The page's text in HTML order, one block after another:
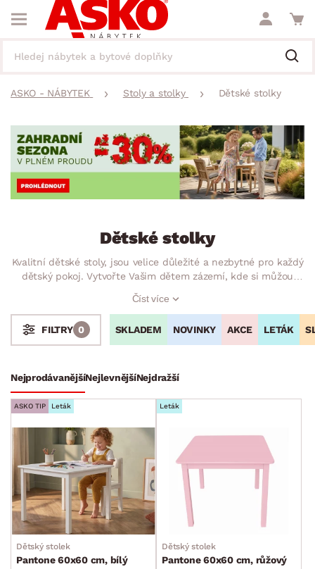
ASKO - NÁBYTEK Stoly a stolky Dětské stolky
Dětské stolky
Kvalitní dětské stoly, jsou velice důležité a nezbytné pro každý
dětský pokoj. Vytvořte Vašim dětem zázemí, kde si můžou
barvy a motivy zajistí, že i psaní domácích úkolů bude zábava.
Číst více
Jídelní stoly
Televizní stolky
Noční stolky
Zahradní stoly
Odkládací stolky
Toaletní stolky
Barové stoly
SKLADEM NOVINKY AKCE LETÁK
FILTRY 0
NejprodávanějšíNejlevnějšíNejdražší
ASKO TIP Leták
Dětský stolek
Pantone 60x60 cm, bílý
Leták
Dětský stolek
Pantone 60x60 cm, růžový